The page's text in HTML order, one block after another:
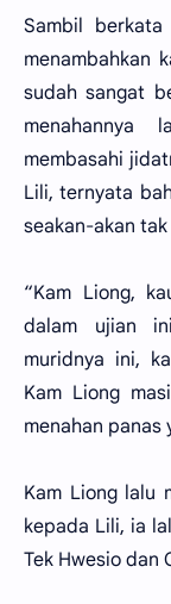
Sambil
menambahkan
sudah sangat
menahannya
membasahi
Lili, ternyata
seakan-akan
“Kam Liong,
dalam ujian
muridnya ini,
Kam Liong
menahan panas
Kam Liong lalu
kepada Lili, ia
Tek Hwesio dan